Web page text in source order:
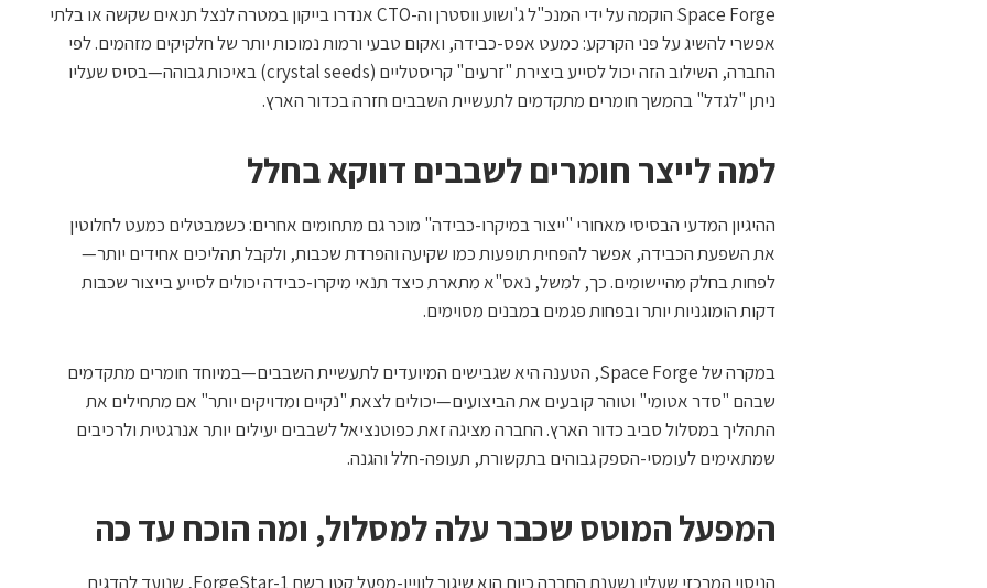
Space Forge הוקמה על ידי המנכ"ל ג'ושוע ווסטרן וה-CTO אנדרו בייקון במטרה לנצל תנאים שקשה או בלתי
אפשרי להשיג על פני הקרקע: כמעט אפס-כבידה, ואקום טבעי ורמות נמוכות יותר של חלקיקים מזהמים. לפי
החברה, השילוב הזה יכול לסייע ביצירת "זרעים" קריסטליים (crystal seeds) באיכות גבוהה—בסיס שעליו
ניתן "לגדל" בהמשך חומרים מתקדמים לתעשיית השבבים חזרה בכדור הארץ.
למה לייצר חומרים לשבבים דווקא בחלל
ההיגיון המדעי הבסיסי מאחורי "ייצור במיקרו-כבידה" מוכר גם מתחומים אחרים: כשמבטלים כמעט לחלוטין
את השפעת הכבידה, אפשר להפחית תופעות כמו שקיעה והפרדת שכבות, ולקבל תהליכים אחידים יותר—
לפחות בחלק מהיישומים. כך, למשל, נאס"א מתארת כיצד תנאי מיקרו-כבידה יכולים לסייע בייצור שכבות
דקות הומוגניות יותר ובפחות פגמים במבנים מסוימים.
במקרה של Space Forge, הטענה היא שגבישים המיועדים לתעשיית השבבים—במיוחד חומרים מתקדמים
שבהם "סדר אטומי" וטוהר קובעים את הביצועים—יכולים לצאת "נקיים ומדויקים יותר" אם מתחילים את
התהליך במסלול סביב כדור הארץ. החברה מציגה זאת כפוטנציאל לשבבים יעילים יותר אנרגטית ולרכיבים
שמתאימים לעומסי-הספק גבוהים בתקשורת, תעופה-חלל והגנה.
המפעל המוטס שכבר עלה למסלול, ומה הוכח עד כה
הניסוי המרכזי שעליו נשענת החברה כיום הוא שיגור לוויין-מפעל קטן בשם ForgeStar-1, שנועד להדגים